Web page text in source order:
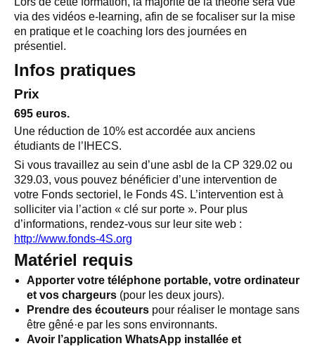
via des vidéos e-learning, afin de se focaliser sur la mise
en pratique et le coaching lors des journées en
présentiel.
Infos pratiques
Prix
695 euros.
Une réduction de 10% est accordée aux anciens
étudiants de l’IHECS.
Si vous travaillez au sein d’une asbl de la CP 329.02 ou
329.03, vous pouvez bénéficier d’une intervention de
votre Fonds sectoriel, le Fonds 4S. L’intervention est à
solliciter via l’action « clé sur porte ». Pour plus
d’informations, rendez-vous sur leur site web :
http://www.fonds-4S.org
Matériel requis
Apporter votre téléphone portable, votre ordinateur
et vos chargeurs (pour les deux jours).
Prendre des écouteurs pour réaliser le montage sans
être gêné·e par les sons environnants.
Avoir l’application WhatsApp installée et